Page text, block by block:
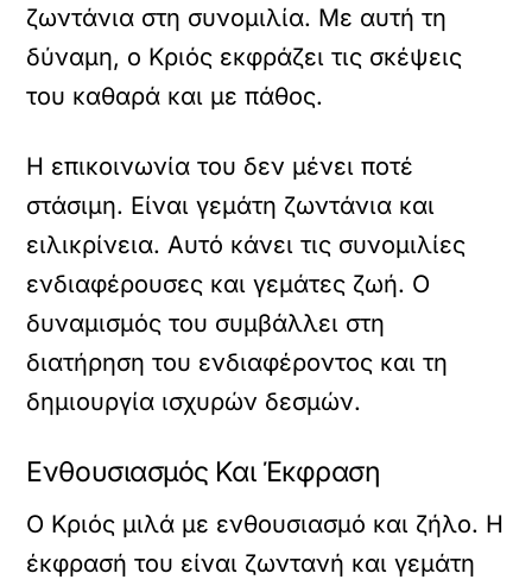
ζωντάνια στη συνομιλία. Με αυτή τη
δύναμη, ο Κριός εκφράζει τις σκέψεις
του καθαρά και με πάθος.
Η επικοινωνία του δεν μένει ποτέ
στάσιμη. Είναι γεμάτη ζωντάνια και
ειλικρίνεια. Αυτό κάνει τις συνομιλίες
ενδιαφέρουσες και γεμάτες ζωή. Ο
δυναμισμός του συμβάλλει στη
διατήρηση του ενδιαφέροντος και τη
δημιουργία ισχυρών δεσμών.
Ενθουσιασμός Και Έκφραση
Ο Κριός μιλά με ενθουσιασμό και ζήλο. Η
έκφρασή του είναι ζωντανή και γεμάτη